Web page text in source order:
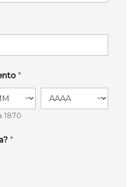
*
1870
*